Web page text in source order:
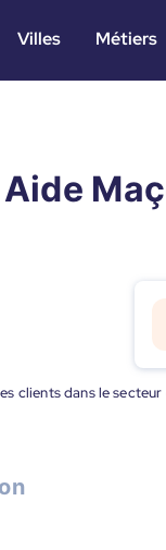
Villes Métiers
Aide
clients dans le